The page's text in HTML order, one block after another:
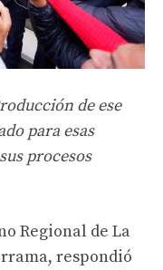
de ese
para esas
procesos
Regional de La
respondió